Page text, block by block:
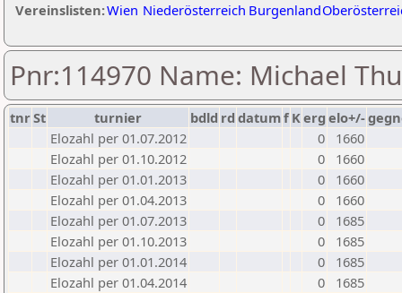
Vereinslisten:Wien Niederösterreich Burgenland
Pnr:114970 Name: Michael
tnrSt turnier bdld rd datumf Kerg elo+/-
Elozahl per 01.07.2012
0
1660
Elozahl per 01.10.2012
0
1660
Elozahl per 01.01.2013
0
1660
Elozahl per 01.04.2013
0
1660
Elozahl per 01.07.2013
0
1685
Elozahl per 01.10.2013
0
1685
Elozahl per 01.01.2014
0
1685
Elozahl per 01.04.2014
0
1685